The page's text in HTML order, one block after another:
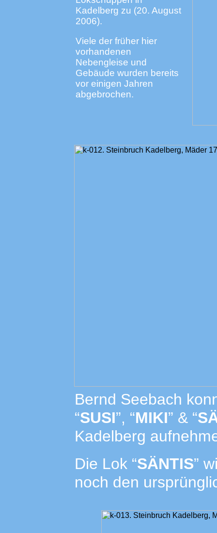
Kadelberg zu (20. August
2006).
Viele der früher hier
vorhandenen
Nebengleise und
Gebäude wurden bereits
vor einigen Jahren
abgebrochen.
Bernd Seebach
“SUSI”, “MIKI” & “
Kadelberg
Die Lok “SÄNTIS”
noch den